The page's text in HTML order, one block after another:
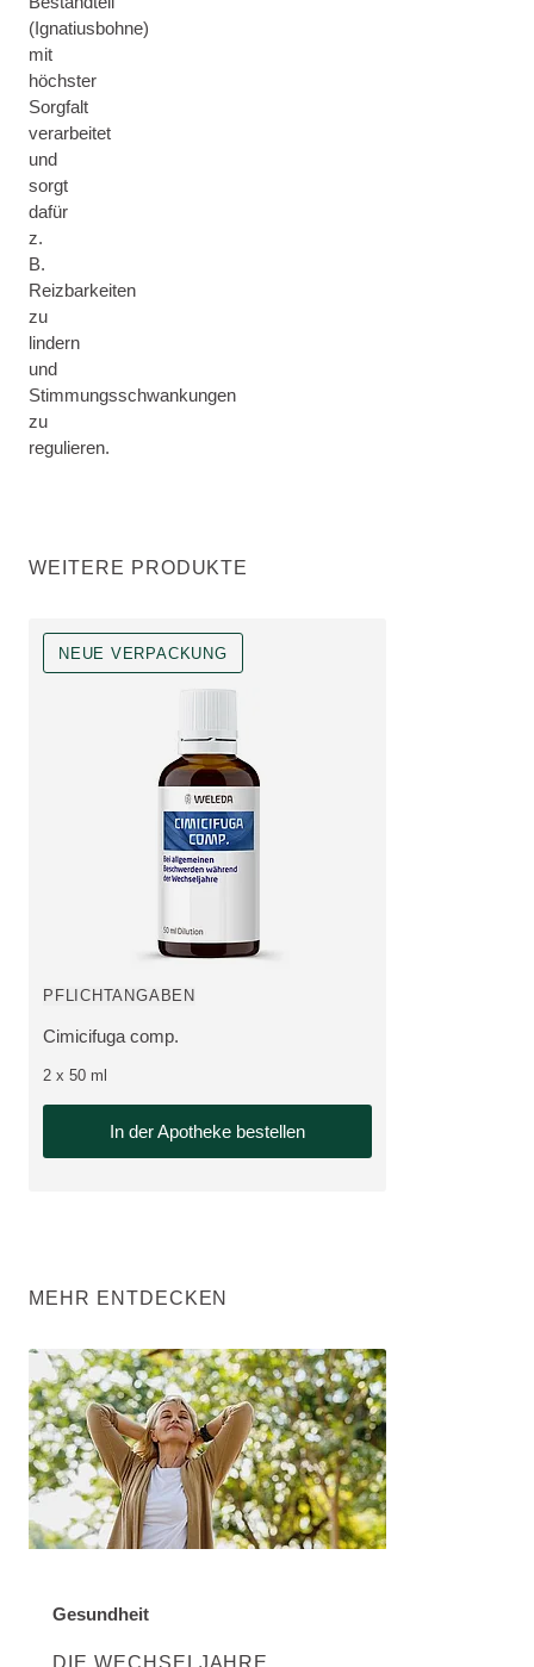
(Ignatiusbohne)
mit
höchster
Sorgfalt
verarbeitet
und
sorgt
dafür
z.
B.
Reizbarkeiten
zu
lindern
und
Stimmungsschwankungen
zu
regulieren.
WEITERE PRODUKTE
NEUE VERPACKUNG
Neue Verpackung, pharmazeutisches Produkt, erhältlich in der
MEHR ZUM PRODUKT:
Cimicifuga comp.
PFLICHTANGABEN
2 x 50 ml
In der Apotheke bestellen
MEHR ENTDECKEN
DIE WECHSELJAHRE
ENTDECKE MEHR ÜBER DIE KATEGORIE:
Gesundheit